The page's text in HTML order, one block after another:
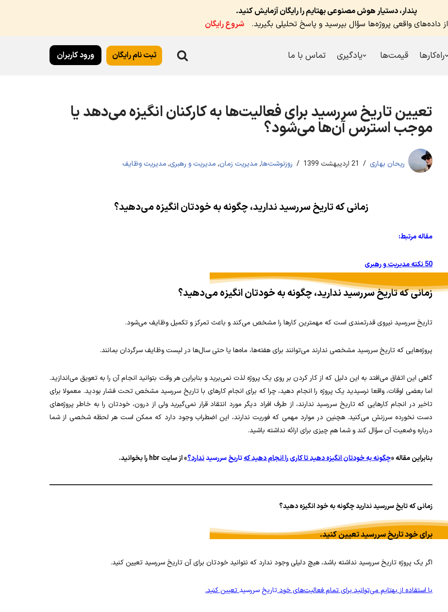
پندار، دستیار هوش مصنوعی بهتایم را رایگان آزمایش کنید.
از داده‌های واقعی پروژه‌ها سؤال بپرسید و پاسخ تحلیلی بگیرید.
شروع رایگان
راه‌کارها قیمت‌ها یادگیری تماس با ما ثبت نام رایگان ورود کاربران
تعیین تاریخ‌ سررسید‌ برای فعالیت‌ها به کارکنان انگیزه می‌دهد یا
موجب استرس آن‌ها می‌شود؟
ریحان بهاری 21 اردیبهشت 1399 روزنوشت‌ها, مدیریت زمان, مدیریت و رهبری, مدیریت وظایف
زمانی که تاریخ‌ سررسید‌ ندارید، چگونه به خودتان انگیزه می‌دهید؟
مقاله مرتبط:
50نکته مدیریت و رهبری
زمانی که تاریخ‌ سررسید‌ ندارید، چگونه به خودتان انگیزه می‌دهید؟
تاریخ‌ سررسید‌ نیروی قدرتمندی است که مهمترین کارها را مشخص می‌کند و باعث تمرکز و تکمیل وظایف می‌شود.
پروژه‌هایی که تاریخ‌ سررسید‌ مشخصی ندارند می‌توانند برای هفته‌ها، ماه‌ها یا حتی سال‌ها در لیست وظایف سرگردان بمانند.
گاهی این اتفاق می‌افتد به این دلیل که از کار کردن بر روی یک پروژه لذت نمی‌برید و بنابراین هر وقت بتوانید انجام آن را به تعویق می‌اندازید.
اما بعضی اوقات، واقعا نرسیدید یک پروژه را انجام دهید، چرا که برای انجام کارهای با تاریخ‌ سررسید‌ مشخص تحت فشار بودید. معمولا برای
تاخیر در انجام کارهایی که تاریخ‌ سررسید‌ ندارند، از طرف افراد دیگر مورد انتقاد قرار نمی‌گیرید ولی از درون، خودتان را به خاطر پروژه‌های
دست نخورده سرزنش می‌کنید. هچنین در موارد مهمی که فوریت ندارند‌، این اضطراب وجود دارد که ممکن است هر لحظه شخصی از شما
درباره وضعیت آن سؤال کند و شما هم چیزی برای ارائه نداشته باشید.
بنابراین مقاله «چگونه به خودتان انگیزه دهید تا کاری را انجام دهید کهتاریخ‌ سررسید‌ندارد؟» از سایت hbr را بخوانید.
زمانی که تایخ سررسید ندارید چگونه به خود انگیزه دهید؟
برای خود تاریخ‌ سررسید‌ تعیین کنید.
اگر یک پروژه تاریخ‌ سررسید‌ نداشته باشد، هیچ دلیلی وجود ندارد که نتوانید خودتان برای آن تاریخ‌ سررسید‌ تعیین کنید.
با استفاده از بهتایم می‌توانید برای تمام فعالیت‌های خودتاریخ سررسیدتعیین کنید.